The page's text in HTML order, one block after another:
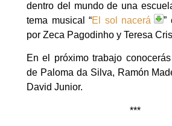
dentro del mundo de una
tema musical “El sol nacerá
”
por Zeca Pagodinho y Teresa
En el próximo trabajo
de Paloma da Silva, Ramón
David Junior.
***